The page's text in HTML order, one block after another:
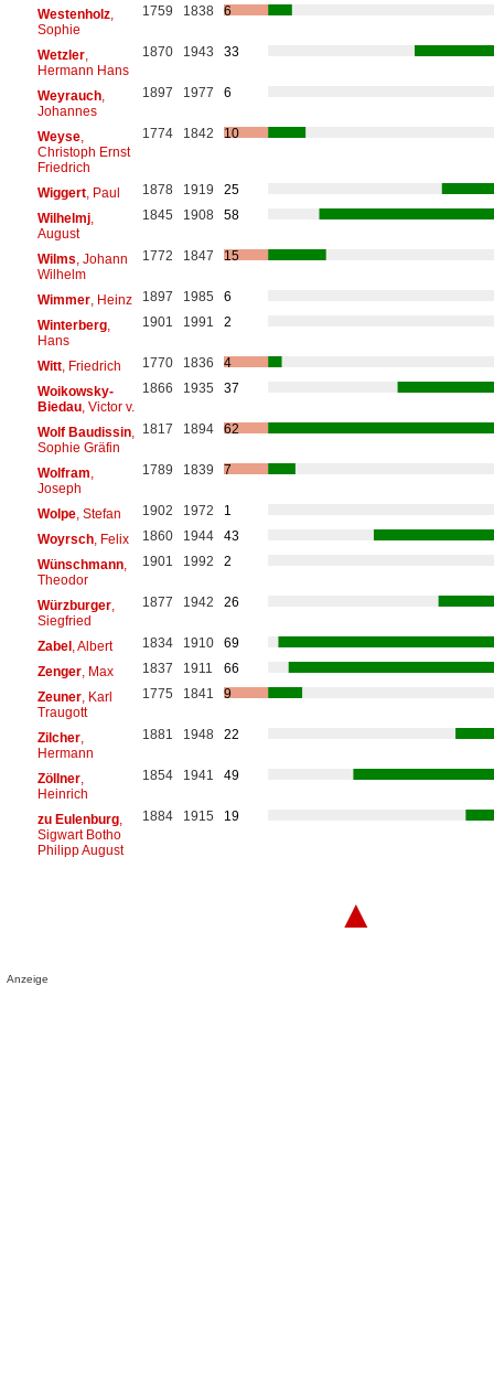
Westenholz,
Sophie
1759 1838 6
Wetzler,
Hermann Hans
1870 1943 33
Weyrauch,
Johannes
1897 1977 6
Weyse,
Christoph Ernst
Friedrich
1774 1842 10
Wiggert, Paul 1878 1919
25
Wilhelmj,
August
1845 1908 58
Wilms , Johann
Wilhelm
1772 1847 15
Wimmer, Heinz 1897 1985
6
Winterberg,
Hans
1901 1991 2
Witt, Friedrich 1770 1836
4
Woikowsky-
Biedau, Victor v.
1866 1935 37
Wolf Baudissin,
Sophie Gräfin
1817 1894 62
Wolfram
Joseph
1789 1839 7
Wolpe, Stefan 1902 1972
1
Woyrsch, Felix 1860 1944
43
Wünschmann,
Theodor
1901 1992 2
Würzburger,
Siegfried
1877 1942 26
Zabel, Albert 1834 1910
69
Zenger, Max 1837 1911
66
Zeuner, Karl
Traugott
1775 1841 9
Zilcher,
Hermann
1881 1948 22
Zöllner,
Heinrich
1854 1941 49
zu Eulenburg,
Sigwart Botho
Philipp August
1884 1915 19
▲
Anzeige